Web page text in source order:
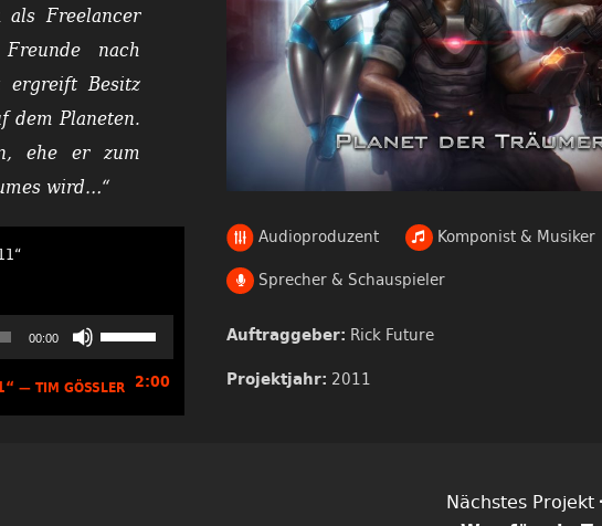
Audioproduzent
Komponist & Musiker
Sprecher & Schauspieler
Auftraggeber: Rick Future
Projektjahr: 2011
als Freelancer
nach
ergreift Besitz
dem Planeten.
ehe er zum
wird…“
00:00
um
die
— TIM GÖSSLER 2:00
Nächstes Projekt